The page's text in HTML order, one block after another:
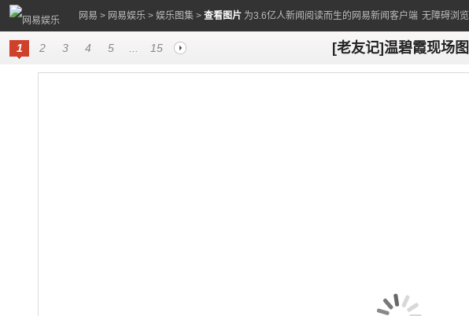
网易 > 网易娱乐 > 娱乐图集 > 查看图片 为3.6亿人新闻阅读而生的网易新闻客户端 无障碍浏览
1 2 3 4 5 15 [老友记]温碧霞现场图